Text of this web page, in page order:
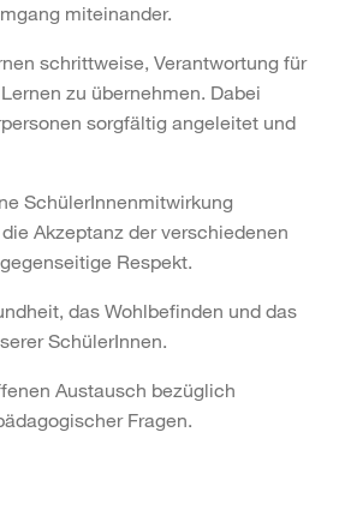
miteinander.
schrittweise, Verantwortung für
zu übernehmen. Dabei
sorgfältig angeleitet und
SchülerInnenmitwirkung
Akzeptanz der verschiedenen
Respekt.
das Wohlbefinden und das
SchülerInnen.
Austausch bezüglich
Fragen.